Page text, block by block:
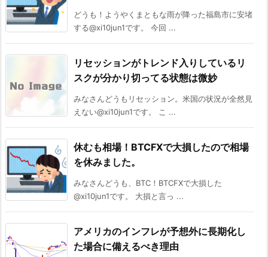
どうも！ようやくまともな雨が降った福島市に安堵
する@xi10jun1です。 今回 ...
リセッションがトレンド入りしているリ
スクが分かり切ってる状態は微妙
みなさんどうもリセッション。米国の状況が全然見
えない@xi10jun1です。 こ ...
休むも相場！BTCFXで大損したので相場
を休みました。
みなさんどうも、BTC！BTCFXで大損した
@xi10jun1です。 大損と言っ ...
アメリカのインフレが予想外に長期化し
た場合に備えるべき理由